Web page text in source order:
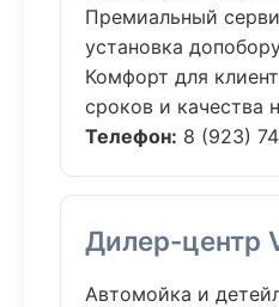
Премиальный
установка
Комфорт для
сроков и качества
Телефон: 8 (923)
Дилер-центр
Автомойка и